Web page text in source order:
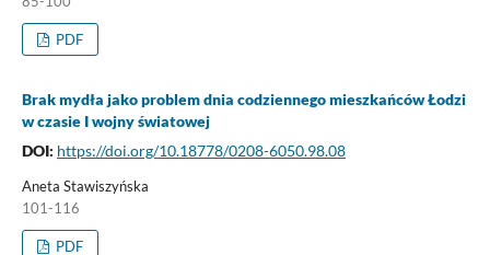
PDF
Brak mydła jako problem dnia codziennego mieszkańców Łodzi
w czasie I wojny światowej
DOI: https://doi.org/10.18778/0208-6050.98.08
Aneta Stawiszyńska
101-116
PDF